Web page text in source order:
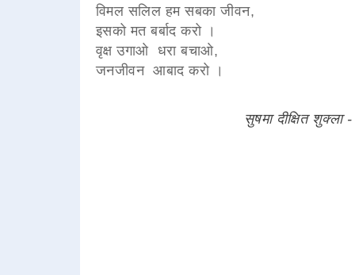
विमल सलिल हम सबका जीवन,
इसको मत बर्बाद करो ।
वृक्ष उगाओ धरा बचाओ,
जनजीवन आबाद करो ।
सुषमा दीक्षित